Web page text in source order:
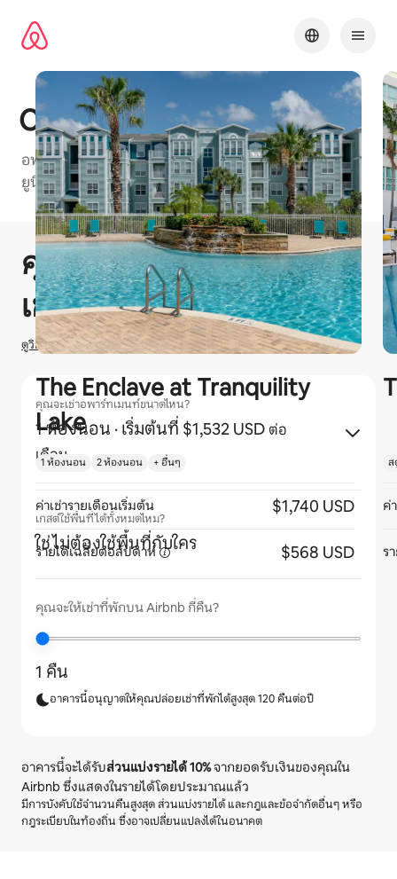
Cortland Riverview
อพาร์ทเมนท์ที่เป็นมิตรกับ Airbnb ในTampa Bayพร้อม
ยูนิต "1 ห้องนอน 2 ห้องนอน และ3 ห้องนอน" ให้เลือก
แสดง 0 จาก 0 รายการ
1 / 34
คุณอาจได้รับ$0 ลองมาให้
เช่าที่พักใน Airbnb
ดูวิธีประเมินรายได้
คุณจะเช่าอพาร์ทเมนท์ขนาดไหน?
1 ห้องนอน · เริ่มต้นที่ $1,532 USD ต่อ
เดือน
เกสต์ใช้พื้นที่ได้ทั้งหมดไหม?
ใช่ ไม่ต้องใช้พื้นที่กับใคร
คุณจะให้เช่าที่พักบน Airbnb กี่คืน?
1 คืน
อาคารนี้อนุญาตให้คุณปล่อยเช่าที่พักได้สูงสุด 120 คืนต่อปี
อาคารนี้จะได้รับส่วนแบ่งรายได้10%จากยอดรับเงินของคุณใน
Airbnb ซึ่งแสดงในรายได้โดยประมาณแล้ว
มีการบังคับใช้จำนวนคืนสูงสุด ส่วนแบ่งรายได้ และกฎและข้อจำกัดอื่นๆ หรือ
กฎระเบียบในท้องถิ่น ซึ่งอาจเปลี่ยนแปลงได้ในอนาคต
The Enclave at Tranquility
Lake
1 ห้องนอน 2 ห้องนอน + อื่นๆ
ค่าเช่ารายเดือนเริ่มต้น $1,740 USD
รายได้เฉลี่ยต่อสัปดาห์ $568 USD
ส
ค่
ร